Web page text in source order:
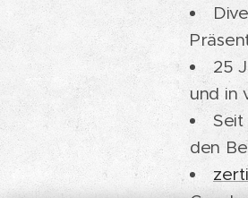
25
und in
Seit
den